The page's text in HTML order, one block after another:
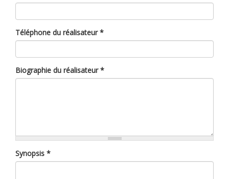
Téléphone du réalisateur*
Biographie du réalisateur*
Synopsis *